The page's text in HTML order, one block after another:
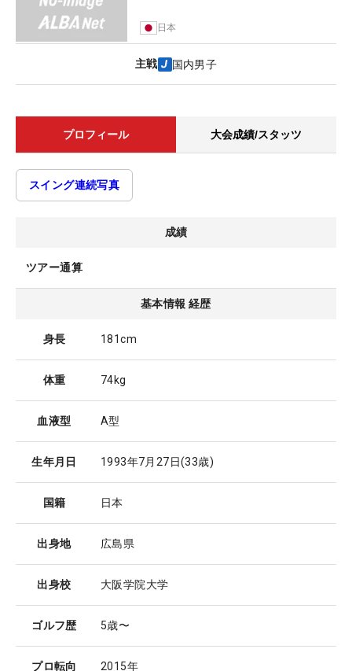
日本
主戦 国内男子
プロフィール 大会成績/スタッツ
スイング連続写真
成績
ツアー通算
基本情報 経歴
身長 181cm
体重 74kg
血液型 A型
生年月日 1993年7月27日(33歳)
国籍 日本
出身地 広島県
出身校 大阪学院大学
ゴルフ歴 5歳〜
プロ転向 2015年